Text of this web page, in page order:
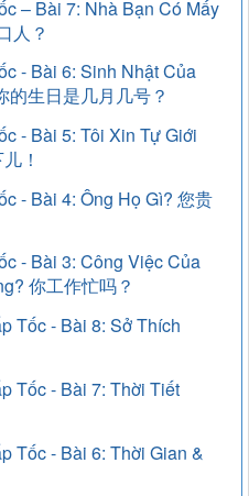
– Bài 7: Nhà Bạn Có Mấy
人？
- Bài 6: Sinh Nhật Của
的生日是几月几号？
- Bài 5: Tôi Xin Tự Giới
！
- Bài 4: Ông Họ Gì? 您贵
- Bài 3: Công Việc Của
你工作忙吗？
Tốc - Bài 8: Sở Thích
Tốc - Bài 7: Thời Tiết
Tốc - Bài 6: Thời Gian &